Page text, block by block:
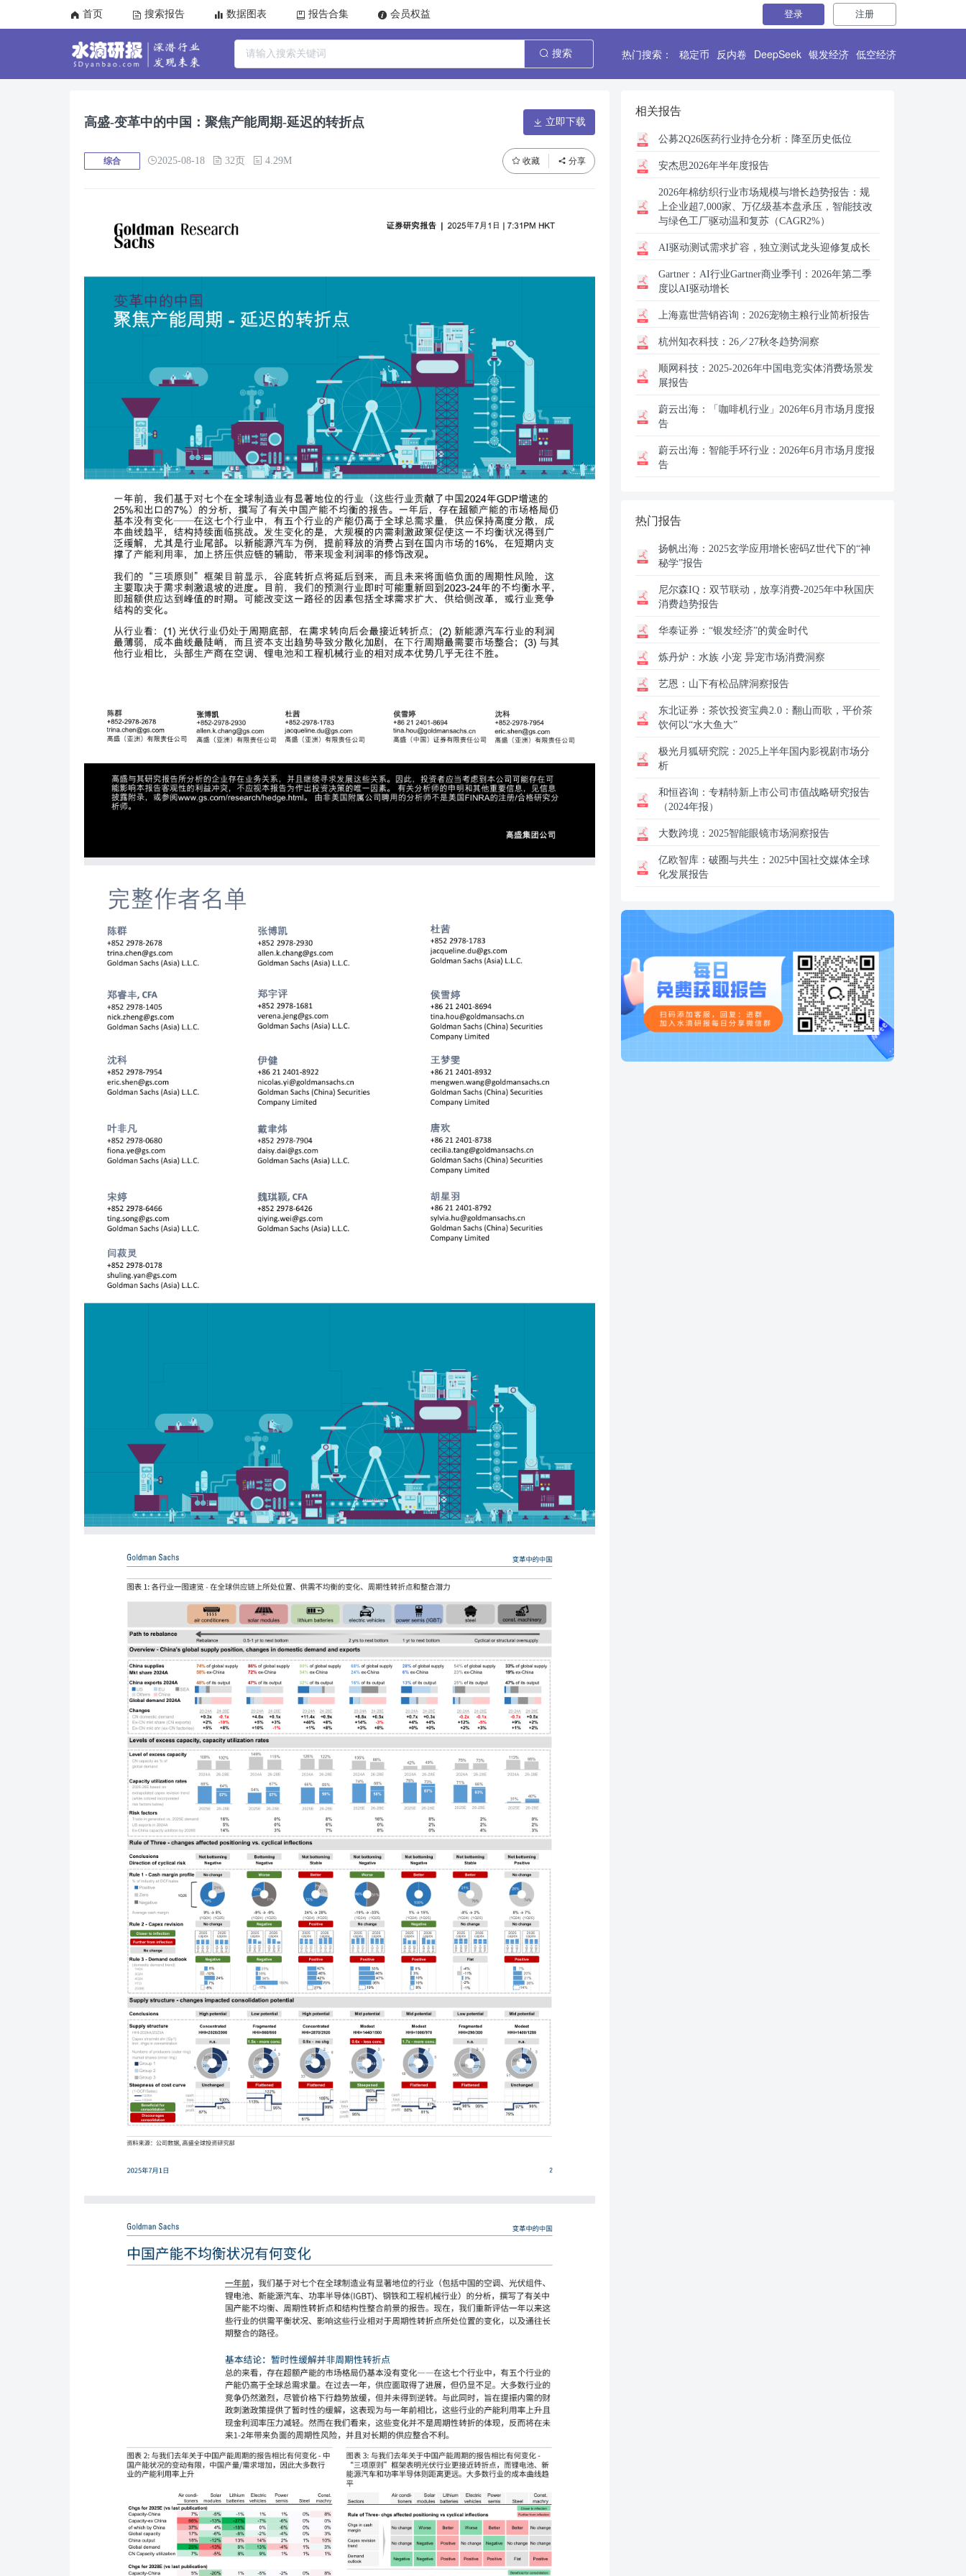
首页 搜索报告 数据图表 报告合集 会员权益 登录 注册
搜索 热门搜索： 稳定币 反内卷 DeepSeek 银发经济 低空经济
高盛-变革中的中国：聚焦产能周期-延迟的转折点 立即下载
综合 2025-08-18 32页 4.29M 收藏 分享
相关报告
公募2Q26医药行业持仓分析：降至历史低位
安杰思2026年半年度报告
2026年棉纺织行业市场规模与增长趋势报告：规
上企业超7,000家、万亿级基本盘承压，智能技改
与绿色工厂驱动温和复苏（CAGR2%）
AI驱动测试需求扩容，独立测试龙头迎修复成长
Gartner： AI行业Gartner商业季刊：2026年第二季
度以AI驱动增长
上海嘉世营销咨询： 2026宠物主粮行业简析报告
杭州知衣科技： 26／27秋冬趋势洞察
顺网科技： 2025-2026年中国电竞实体消费场景发
展报告
蔚云出海：
「咖啡机行业」2026年6月市场月度报
告
蔚云出海： 智能手环行业：2026年6月市场月度报
告
热门报告
扬帆出海： 2025玄学应用增长密码Z世代下的“神
秘学”报告
尼尔森IQ： 双节联动，放享消费-2025年中秋国庆
消费趋势报告
华泰证券： “银发经济”的黄金时代
炼丹炉： 水族 小宠 异宠市场消费洞察
艺恩： 山下有松品牌洞察报告
东北证券： 茶饮投资宝典2.0：翻山而歌，平价茶
饮何以“水大鱼大”
极光月狐研究院： 2025上半年国内影视剧市场分
析
和恒咨询： 专精特新上市公司市值战略研究报告
（2024年报）
大数跨境： 2025智能眼镜市场洞察报告
亿欧智库： 破圈与共生：2025中国社交媒体全球
化发展报告